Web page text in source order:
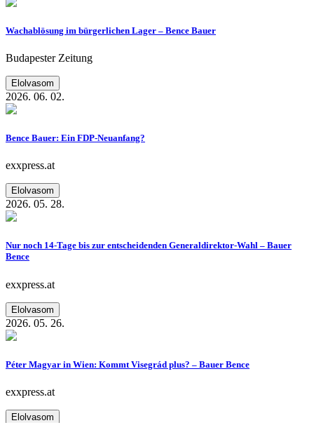
Wachablösung im bürgerlichen Lager – Bence Bauer
Budapester Zeitung
Elolvasom
2026. 06. 02.
Bence Bauer: Ein FDP-Neuanfang?
exxpress.at
Elolvasom
2026. 05. 28.
Nur noch 14-Tage bis zur entscheidenden Generaldirektor-Wahl – Bauer
Bence
exxpress.at
Elolvasom
2026. 05. 26.
Péter Magyar in Wien: Kommt Visegrád plus? – Bauer Bence
exxpress.at
Elolvasom